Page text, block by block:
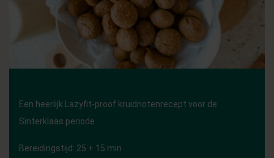
Een heerlijk Lazyfit-proof kruidnotenrecept voor de
Sinterklaas periode
Bereidingstijd: 25 + 15 min